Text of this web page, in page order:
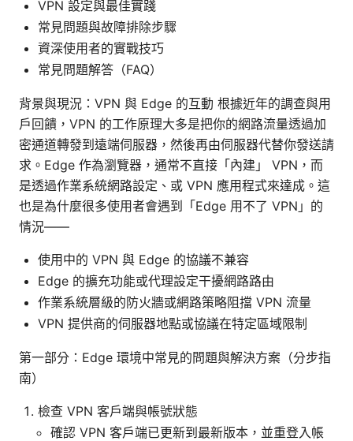
VPN 設定與最佳實踐
常見問題與故障排除步驟
資深使用者的實戰技巧
常見問題解答（FAQ）
背景與現況：VPN 與 Edge 的互動 根據近年的調查與用
戶回饋，VPN 的工作原理大多是把你的網路流量透過加
密通道轉發到遠端伺服器，然後再由伺服器代替你發送請
求。Edge 作為瀏覽器，通常不直接「內建」 VPN，而
是透過作業系統網路設定、或 VPN 應用程式來達成。這
也是為什麼很多使用者會遇到「Edge 用不了 VPN」的
情況——
使用中的 VPN 與 Edge 的協議不兼容
Edge 的擴充功能或代理設定干擾網路路由
作業系統層級的防火牆或網路策略阻擋 VPN 流量
VPN 提供商的伺服器地點或協議在特定區域限制
第一部分：Edge 環境中常見的問題與解決方案（分步指
南）
檢查 VPN 客戶端與帳號狀態
確認 VPN 客戶端已更新到最新版本，並重登入帳